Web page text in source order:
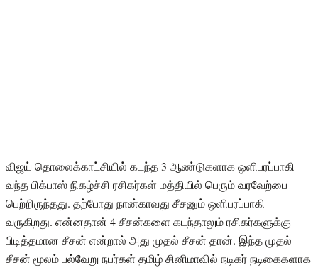
விஜய் தொலைக்காட்சியில் கடந்த 3 ஆண்டுகளாக ஒளிபரப்பாகி
வந்த பிக்பாஸ் நிகழ்ச்சி ரசிகர்கள் மத்தியில் பெரும் வரவேற்பை
பெற்றிருந்தது. தற்போது நான்காவது சீசனும் ஒளிபரப்பாகி
வருகிறது. என்னதான் 4 சீசன்களை கடந்தாலும் ரசிகர்களுக்கு
பிடித்தமான சீசன் என்றால் அது முதல் சீசன் தான். இந்த முதல்
சீசன் மூலம் பல்வேறு நபர்கள் தமிழ் சினிமாவில் நடிகர் நடிகைகளாக